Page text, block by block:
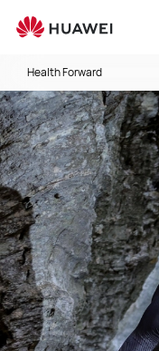
Health Forward